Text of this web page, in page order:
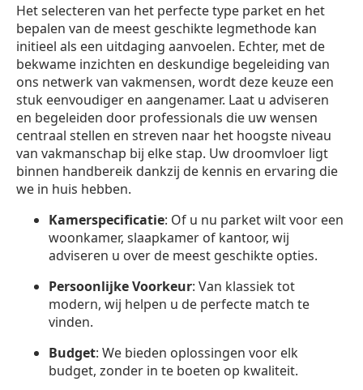
Het selecteren van het perfecte type parket en het
bepalen van de meest geschikte legmethode kan
initieel als een uitdaging aanvoelen. Echter, met de
bekwame inzichten en deskundige begeleiding van
ons netwerk van vakmensen, wordt deze keuze een
stuk eenvoudiger en aangenamer. Laat u adviseren
en begeleiden door professionals die uw wensen
centraal stellen en streven naar het hoogste niveau
van vakmanschap bij elke stap. Uw droomvloer ligt
binnen handbereik dankzij de kennis en ervaring die
we in huis hebben.
Kamerspecificatie: Of u nu parket wilt voor een
woonkamer, slaapkamer of kantoor, wij
adviseren u over de meest geschikte opties.
Persoonlijke Voorkeur: Van klassiek tot
modern, wij helpen u de perfecte match te
vinden.
Budget: We bieden oplossingen voor elk
budget, zonder in te boeten op kwaliteit.